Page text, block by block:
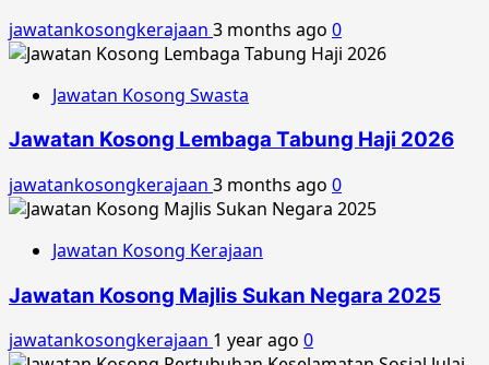
jawatankosongkerajaan 3 months ago 0
Jawatan Kosong Swasta
Jawatan Kosong Lembaga Tabung Haji 2026
jawatankosongkerajaan 3 months ago 0
Jawatan Kosong Kerajaan
Jawatan Kosong Majlis Sukan Negara 2025
jawatankosongkerajaan 1 year ago 0